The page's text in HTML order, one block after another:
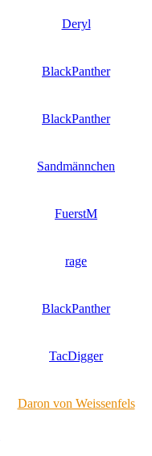
Deryl
BlackPanther
BlackPanther
Sandmännchen
FuerstM
rage
BlackPanther
TacDigger
Daron von Weissenfels